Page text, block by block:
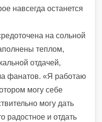
навсегда останется
на сольной
теплом,
отдачей,
фанатов. «Я работаю
могу себе
могу дать
радостное и отдать